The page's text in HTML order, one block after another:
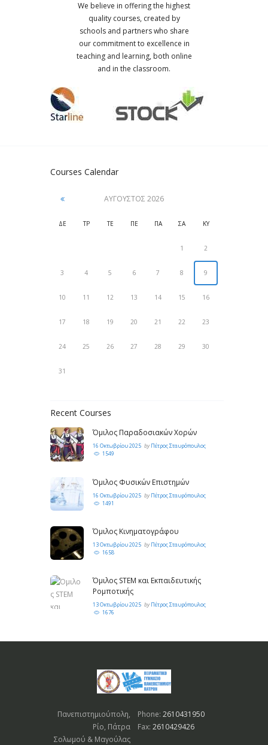
We believe in offering the highest
quality courses, created by
schools and partners who share
our commitment to excellence in
teaching and learning, both online
and in the classroom.
Courses Calendar
ΑΎΓΟΥΣΤΟΣ 2026
ΔΕ ΤΡ ΤΕ ΠΕ ΠΑ ΣΑ ΚΥ
1 2
3 4 5 6 7 8 9
10 11 12 13 14 15 16
17 18 19 20 21 22 23
24 25 26 27 28 29 30
31
Recent Courses
Όμιλος Παραδοσιακών Χορών
16 Οκτωβρίου 2025 byΠέτρος Σταυρόπουλος
1549
Όμιλος Φυσικών Επιστημών
16 Οκτωβρίου 2025 byΠέτρος Σταυρόπουλος
1491
Όμιλος Κινηματογράφου
13 Οκτωβρίου 2025 byΠέτρος Σταυρόπουλος
1658
Όμιλος STEM και Εκπαιδευτικής
Ρομποτικής
13 Οκτωβρίου 2025 byΠέτρος Σταυρόπουλος
1676
Phone: 2610431950
Fax: 2610429426
Πανεπιστημιούπολη,
Ρίο, Πάτρα
Σολωμού & Μαγούλας